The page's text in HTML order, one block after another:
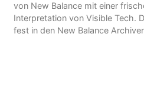
von New Balance mit einer
Interpretation von Visible Tech.
fest in den New Balance